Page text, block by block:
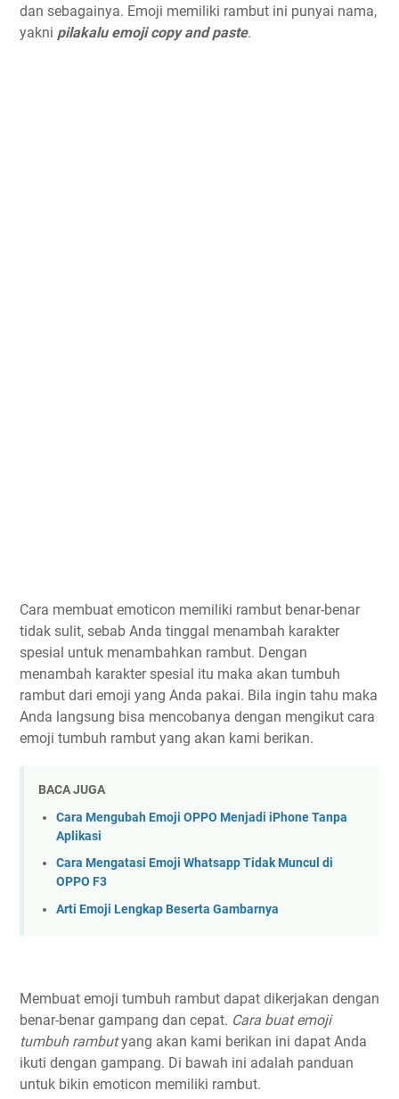
dan sebagainya. Emoji memiliki rambut ini punyai nama,
yakni pilakalu emoji copy and paste.
Cara membuat emoticon memiliki rambut benar-benar
tidak sulit, sebab Anda tinggal menambah karakter
spesial untuk menambahkan rambut. Dengan
menambah karakter spesial itu maka akan tumbuh
rambut dari emoji yang Anda pakai. Bila ingin tahu maka
Anda langsung bisa mencobanya dengan mengikut cara
emoji tumbuh rambut yang akan kami berikan.
BACA JUGA
Cara Mengubah Emoji OPPO Menjadi iPhone Tanpa
Aplikasi
Cara Mengatasi Emoji Whatsapp Tidak Muncul di
OPPO F3
Arti Emoji Lengkap Beserta Gambarnya
Membuat emoji tumbuh rambut dapat dikerjakan dengan
benar-benar gampang dan cepat. Cara buat emoji
tumbuh rambutyang akan kami berikan ini dapat Anda
ikuti dengan gampang. Di bawah ini adalah panduan
untuk bikin emoticon memiliki rambut.